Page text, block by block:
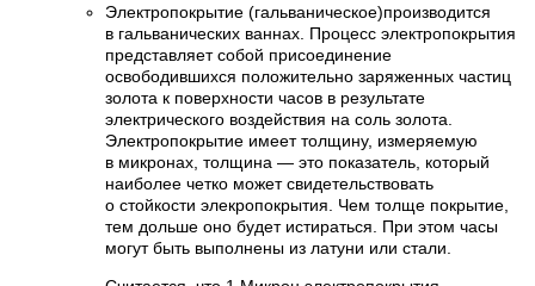
Электропокрытие (гальваническое)производится
в гальванических ваннах. Процесс электропокрытия
представляет собой присоединение
освободившихся положительно заряженных частиц
золота к поверхности часов в результате
электрического воздействия на соль золота.
Электропокрытие имеет толщину, измеряемую
в микронах, толщина — это показатель, который
наиболее четко может свидетельствовать
о стойкости элекропокрытия. Чем толще покрытие,
тем дольше оно будет истираться. При этом часы
могут быть выполнены из латуни или стали.